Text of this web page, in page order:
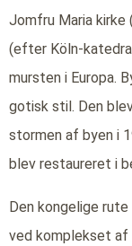
Jomfru Maria
(efter Köln-
mursten i Europa.
gotisk stil. Den
stormen af byen i
blev restaureret i
Den kongelige
ved komplekset af